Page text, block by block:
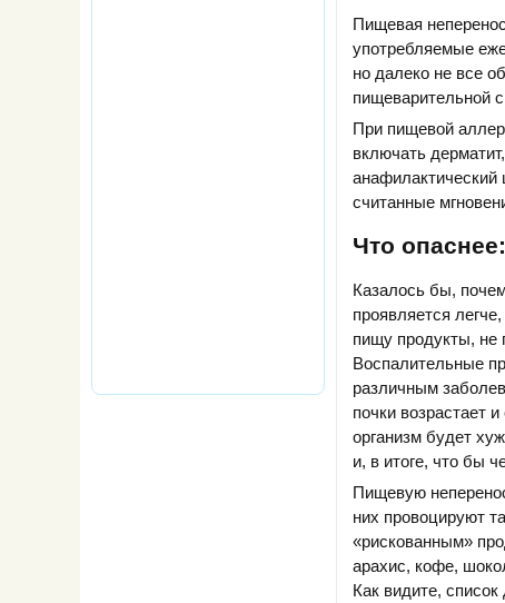
Пищевая
употребляемые
но далеко не все
пищеварительной
При пищевой
включать
анафилактический
считанные
Что
Казалось бы,
проявляется
пищу продукты, не
Воспалительные
различным
почки возрастает
организм будет
и, в итоге, что бы
Пищевую
них провоцируют
«рискованным»
арахис, кофе,
Как видите,